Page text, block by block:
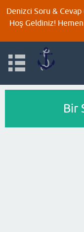
Denizci Soru &
Hoş Geldiniz!
Bir